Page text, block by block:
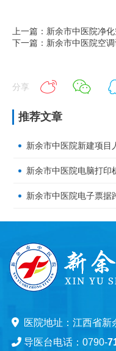
上一篇：新余市中医院净
下一篇：新余市中医院空
分享
推荐文章
医院地址：江西省
导医台电话：0790-